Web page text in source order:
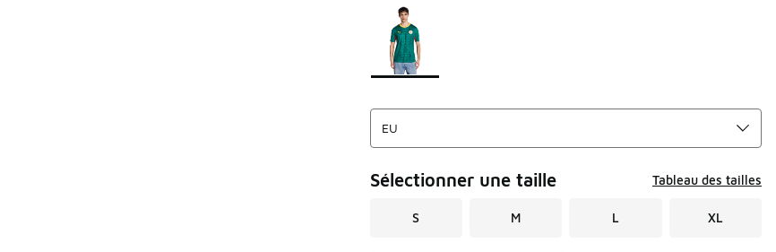
Page 1 sur 1 affichant 1 à 1 des 1 couleurs.
Merci de sélectionner un style
Sélectionner une taille Tableau des tailles
S M L XL